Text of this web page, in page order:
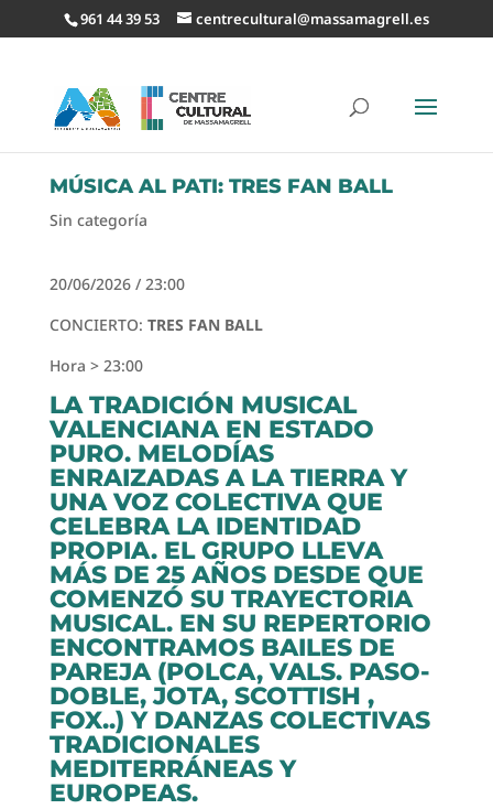
961 44 39 53 centrecultural@massamagrell.es
MÚSICA AL PATI: TRES FAN BALL
Sin categoría
20/06/2026 / 23:00
CONCIERTO: TRES FAN BALL
Hora > 23:00
LA TRADICIÓN MUSICAL
VALENCIANA EN ESTADO
PURO. MELODÍAS
ENRAIZADAS A LA TIERRA Y
UNA VOZ COLECTIVA QUE
CELEBRA LA IDENTIDAD
PROPIA. EL GRUPO LLEVA
MÁS DE 25 AÑOS DESDE QUE
COMENZÓ SU TRAYECTORIA
MUSICAL. EN SU REPERTORIO
ENCONTRAMOS BAILES DE
PAREJA (POLCA, VALS. PASO-
DOBLE, JOTA, SCOTTISH ,
FOX..) Y DANZAS COLECTIVAS
TRADICIONALES
MEDITERRÁNEAS Y
EUROPEAS.